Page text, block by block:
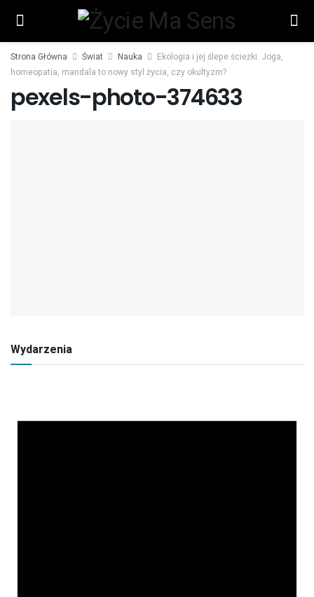
Strona Główna Świat Nauka
Ekologia i jej ślepe ścieżki. Joga,
homeopatia, mandala to nowy styl życia, czy okultyzm?
pexels-photo-374633
Wydarzenia